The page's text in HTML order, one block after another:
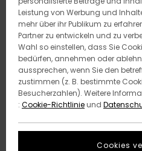
Leistung von Werbung und
mehr über ihr Publikum zu
Partner zu entwickeln und zu
Wahl so einstellen, dass Sie
bedürfen, annehmen oder
aussprechen, wenn Sie den
zustimmen (z. B. bestimmte
Besucherzahlen). Weitere
: Cookie-Richtlinieund
Cookies